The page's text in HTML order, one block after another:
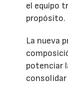
el equipo
propósito.
La nueva
potenciar